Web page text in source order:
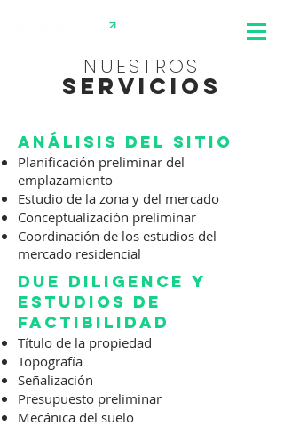
NUESTROS
servicios
ANÁLISIS DEL SITIO
Planificación preliminar del
emplazamiento
Estudio de la zona y del mercado
Conceptualización preliminar
Coordinación de los estudios del
mercado residencial
Due diligence y
estudios de
factibilidad
Título de la propiedad
Topografía
Señalización
Presupuesto preliminar
Mecánica del suelo